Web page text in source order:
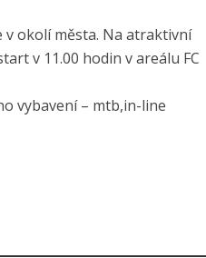
v okolí města. Na atraktivní
v 11.00 hodin v areálu FC
vybavení – mtb,in-line